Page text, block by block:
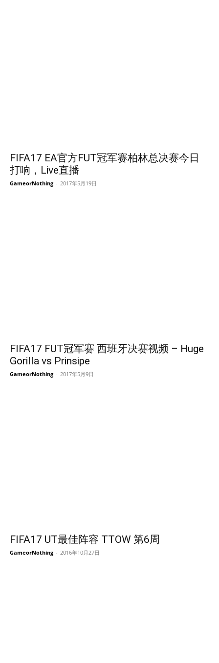
FIFA17 EA官方FUT冠军赛柏林总决赛今日
打响，Live直播
GameorNothing - 2017年5月19日
FIFA17 FUT冠军赛 西班牙决赛视频 – Huge
Gorilla vs Prinsipe
GameorNothing - 2017年5月9日
FIFA17 UT最佳阵容 TTOW 第6周
GameorNothing - 2016年10月27日